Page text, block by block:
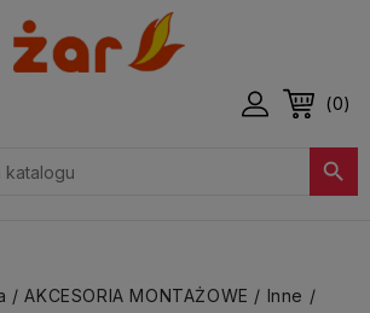
(0)

AKCESORIA MONTAŻOWE
Inne